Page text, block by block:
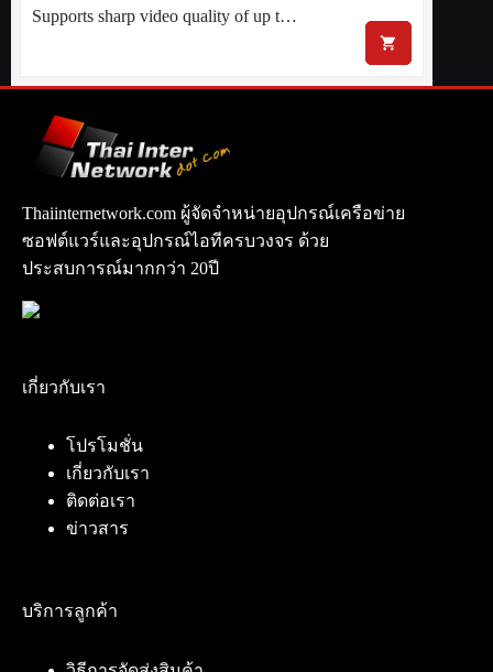
Supports sharp video quality of up t…
Thaiinternetwork.com ผู้จัดจำหน่ายอุปกรณ์เครือข่าย
ซอฟต์แวร์และอุปกรณ์ไอทีครบวงจร ด้วย
ประสบการณ์มากกว่า 20ปี
เกี่ยวกับเรา
โปรโมชั่น
เกี่ยวกับเรา
ติดต่อเรา
ข่าวสาร
บริการลูกค้า